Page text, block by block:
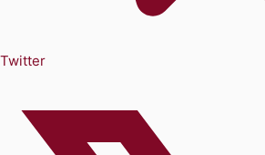
Twitter